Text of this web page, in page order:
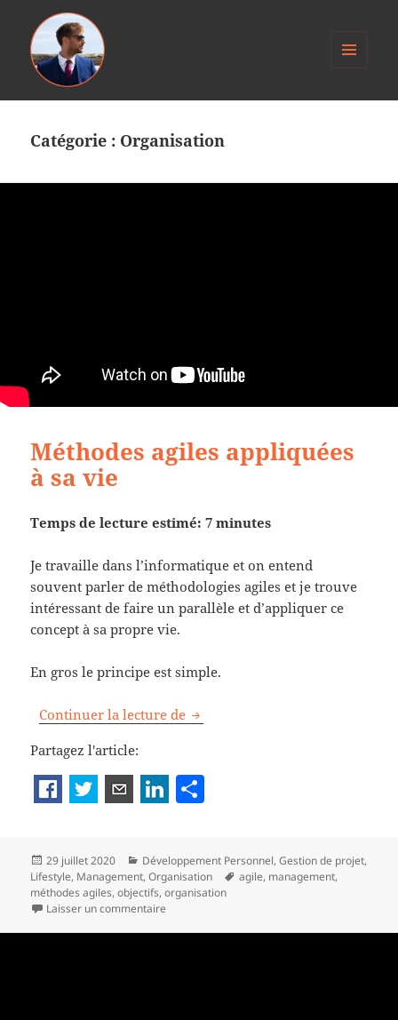
WIDGETS
Catégorie : Organisation
Méthodes agiles appliquées
à sa vie
Temps de lecture estimé: 7 minutes
Je travaille dans l’informatique et on entend
souvent parler de méthodologies agiles et je trouve
intéressant de faire un parallèle et d’appliquer ce
concept à sa propre vie.
En gros le principe est simple.
Continuer la lecture de Méthodes agiles appliquées à sa
Partagez l'article:
a
g
er
Publié
le
29 juillet 2020 Catégories
Développement Personnel,Gestion de projet,
Lifestyle, Management,Organisation
Mots-
agile, management,
méthodes agiles,objectifs,organisation
Laisser un commentaire